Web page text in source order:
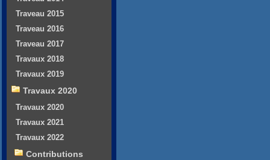
Traveau 2015
Traveau 2016
Traveau 2017
Travaux 2018
Travaux 2019
Travaux 2020
Travaux 2020
Travaux 2021
Travaux 2022
Contributions